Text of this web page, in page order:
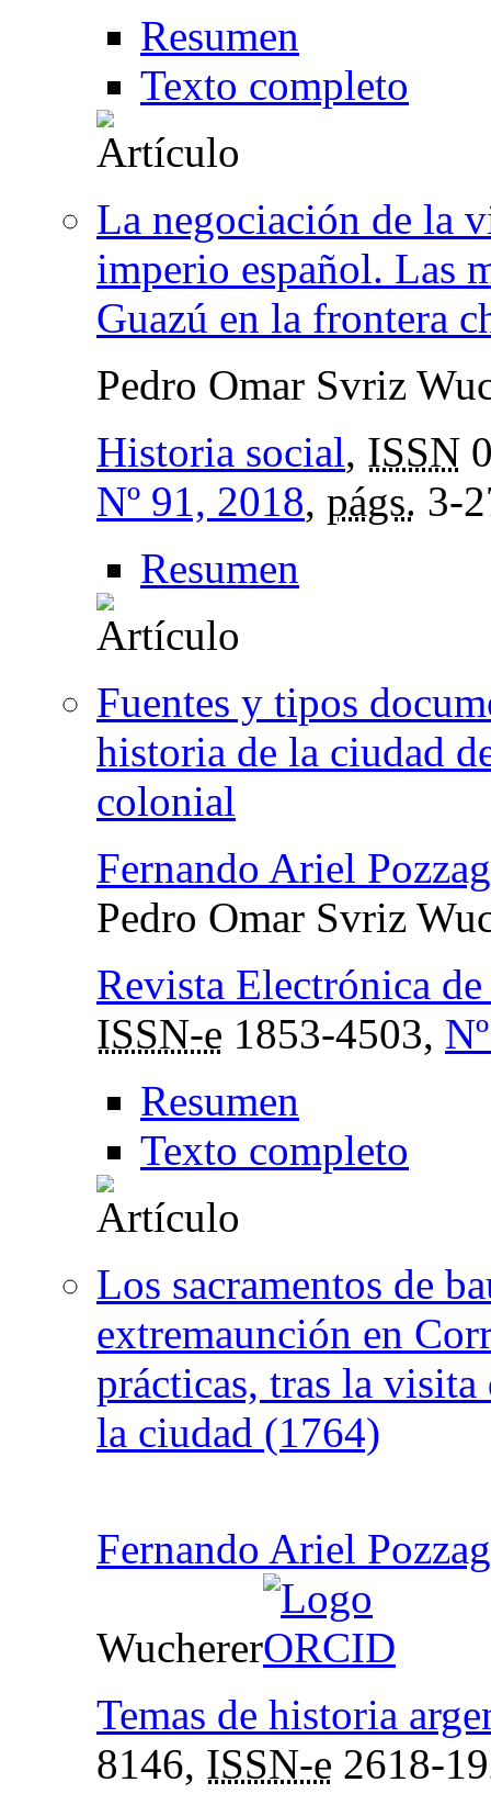
Resumen
Texto completo
La negociación de la
imperio español. Las
Guazú en la frontera
Pedro Omar Svriz
Historia social, ISSN
Nº 91, 2018, págs. 3-
Resumen
Fuentes y tipos
historia de la ciudad
colonial
Fernando Ariel
Pedro Omar Svriz
Revista Electrónica
ISSN-e 1853-4503,
Resumen
Texto completo
Los sacramentos de
extremaunción en
prácticas, tras la
la ciudad (1764)
Fernando Ariel
Wucherer
Temas de historia
8146, ISSN-e 2618-